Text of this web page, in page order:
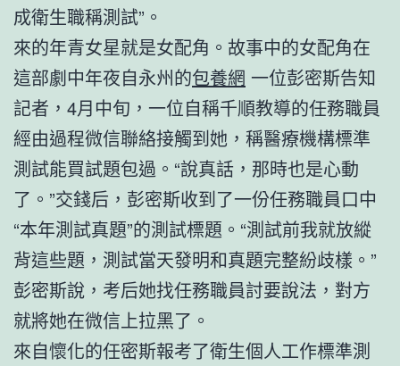
成衛生職稱測試”。
來的年青女星就是女配角。故事中的女配角在
這部劇中年夜自永州的包養網 一位彭密斯告知
記者，4月中旬，一位自稱千順教導的任務職員
經由過程微信聯絡接觸到她，稱醫療機構標準
測試能買試題包過。“說真話，那時也是心動
了。”交錢后，彭密斯收到了一份任務職員口中
“本年測試真題”的測試標題。“測試前我就放縱
背這些題，測試當天發明和真題完整紛歧樣。”
彭密斯說，考后她找任務職員討要說法，對方
就將她在微信上拉黑了。
來自懷化的任密斯報考了衛生個人工作標準測